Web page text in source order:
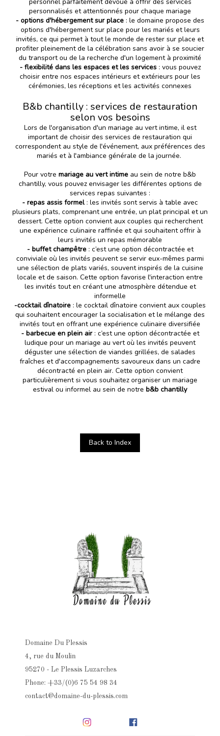
personnalisés et attentionnés pour chaque mariage
- options d'hébergement sur place : le domaine propose des
options d'hébergement sur place pour les mariés et leurs
invités, ce qui permet à tout le monde de rester sur place et
profiter pleinement de la célébration sans avoir à se soucier
du transport ou de la recherche d'un logement à proximité
- flexibilité dans les espaces et les services: vous pouvez
choisir entre nos espaces intérieurs et extérieurs pour les
cérémonies, les réceptions et les activités connexes
B&b chantilly : services de restauration
selon vos besoins
Lors de l'organisation d'un mariage au vert intime, il est
important de choisir des services de restauration qui
correspondent au style de l'événement, aux préférences des
mariés et à l'ambiance générale de la journée.
Pour votre mariage au vert intime au sein de notre b&b
chantilly, vous pouvez envisager les différentes options de
services repas suivantes :
- repas assis formel: les invités sont servis à table avec
plusieurs plats, comprenant une entrée, un plat principal et un
dessert. Cette option convient aux couples qui recherchent
une expérience culinaire raffinée et qui souhaitent offrir à
leurs invités un repas mémorable
- buffet champêtre : c’est une option décontractée et
conviviale où les invités peuvent se servir eux-mêmes parmi
une sélection de plats variés, souvent inspirés de la cuisine
locale et de saison. Cette option favorise l'interaction entre
les invités tout en créant une atmosphère détendue et
informelle
-cocktail dînatoire : le cocktail dînatoire convient aux couples
qui souhaitent encourager la socialisation et le mélange des
invités tout en offrant une expérience culinaire diversifiée
- barbecue en plein air: c’est une option décontractée et
ludique pour un mariage au vert où les invités peuvent
déguster une sélection de viandes grillées, de salades
fraîches et d'accompagnements savoureux dans un cadre
décontracté en plein air. Cette option convient
particulièrement si vous souhaitez organiser un mariage
estival ou informel au sein de notre b&b chantilly
Back to Index
Domaine Du Plessis
4, rue du Moulin
95270 - Le Plessis Luzarches
Phone: +33/(0)6 75 54 98 34
contact@domaine-du-plessis.com